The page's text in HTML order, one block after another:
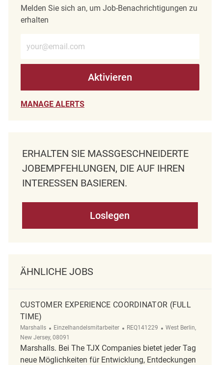
Melden Sie sich an, um Job-Benachrichtigungen zu
erhalten
Aktivieren
MANAGE ALERTS
ERHALTEN SIE MASSGESCHNEIDERTE J
OBEMPFEHLUNGEN, DIE AUF IHREN I
NTERESSEN BASIEREN.
Loslegen
ÄHNLICHE JOBS
CUSTOMER EXPERIENCE COORDINATOR (FULL
TIME)
Marshalls Kategorie
Einzelhandelsmitarbeiter ReqId
REQ141229 Ort
West Berlin,
New Jersey, 08091
Marshalls. Bei The TJX Companies bietet jeder Tag
neue Möglichkeiten für Entwicklung, Entdeckungen